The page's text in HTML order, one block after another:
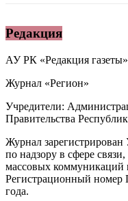
Редакция
АУ РК «Редакция
Журнал «Регион»
Учредители:
Правительства
Журнал
по надзору в сфере
массовых коммуникаций
Регистрационный
года.